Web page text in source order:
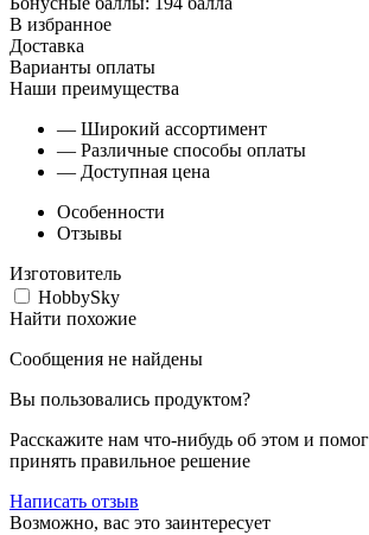
В избранное
Доставка
Варианты оплаты
Наши преимущества
— Широкий ассортимент
— Различные способы оплаты
— Доступная цена
Особенности
Отзывы
Изготовитель
HobbySky
Найти похожие
Сообщения не найдены
Вы пользовались продуктом?
Расскажите нам что-нибудь об этом и
принять правильное решение
Написать отзыв
Возможно, вас это заинтересует